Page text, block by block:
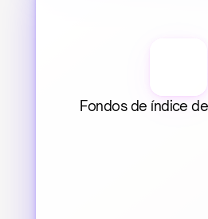
Fondos de índice